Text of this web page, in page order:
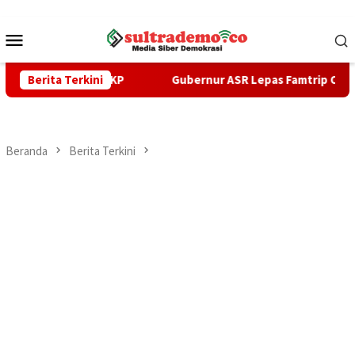
konten
Mobile
Berita Terkini
KKP Gubernur ASR Lepas Famtrip Overland
Beranda Berita Terkini